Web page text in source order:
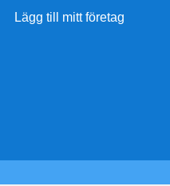
Lägg till mitt företag